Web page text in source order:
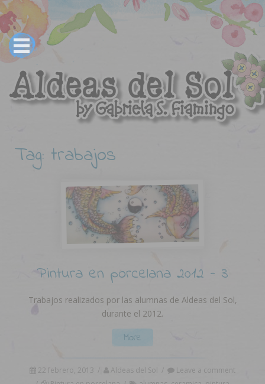
Tag: trabajos
Pintura en porcelana 2012 – 3
Trabajos realizados por las alumnas de Aldeas del Sol,
durante el 2012.
More
22 febrero, 2013 / Aldeas del Sol /
Leave a comment